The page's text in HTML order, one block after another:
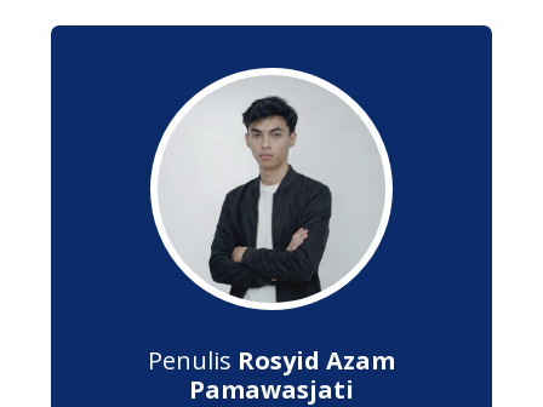
Penulis Rosyid Azam
Pamawasjati